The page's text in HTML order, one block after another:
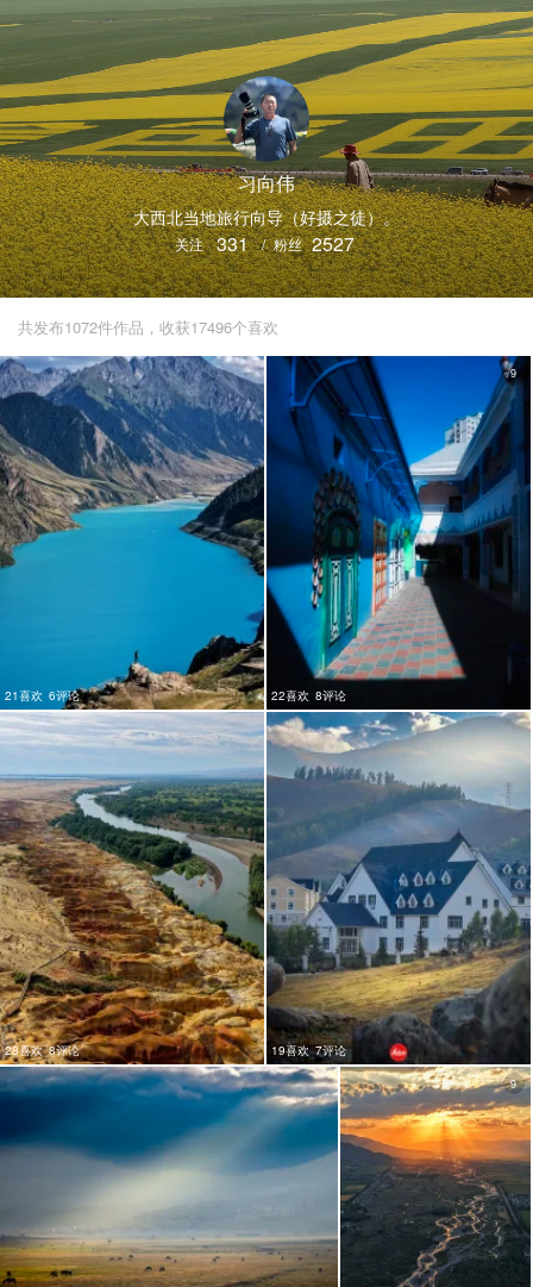
习向伟
大西北当地旅行向导（好摄之徒）。
关注 331 / 粉丝 2527
共发布1072件作品，收获17496个喜欢
21喜欢 6评论 22喜欢 8评论
9
28喜欢 8评论 19喜欢 7评论
9